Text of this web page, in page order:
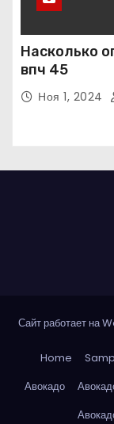
Насколько
впч 45
Ноя 1, 2024
Сайт работает на
Home
Авокадо